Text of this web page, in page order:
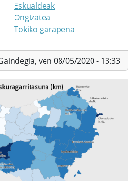
Eskualdeak
Ongizatea
Tokiko garapena
ven 08/05/2020 - 13:33